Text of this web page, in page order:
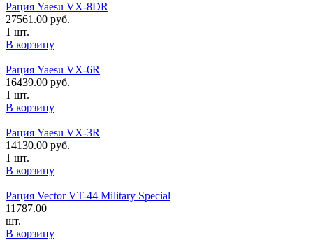
Рация Yaesu VX-8DR
27561.00 руб.
1 шт.
В корзину
Рация Yaesu VX-6R
16439.00 руб.
1 шт.
В корзину
Рация Yaesu VX-3R
14130.00 руб.
1 шт.
В корзину
Рация Vector VT-44 Military Special
11787.00
шт.
В корзину